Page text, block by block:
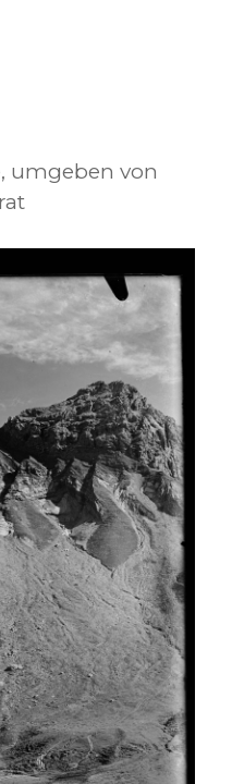
ARCHIVE
umgeben von